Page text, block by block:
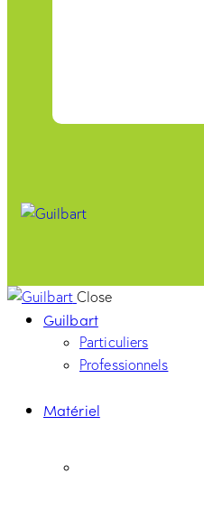
Close
Guilbart
Particuliers
Professionnels
Matériel